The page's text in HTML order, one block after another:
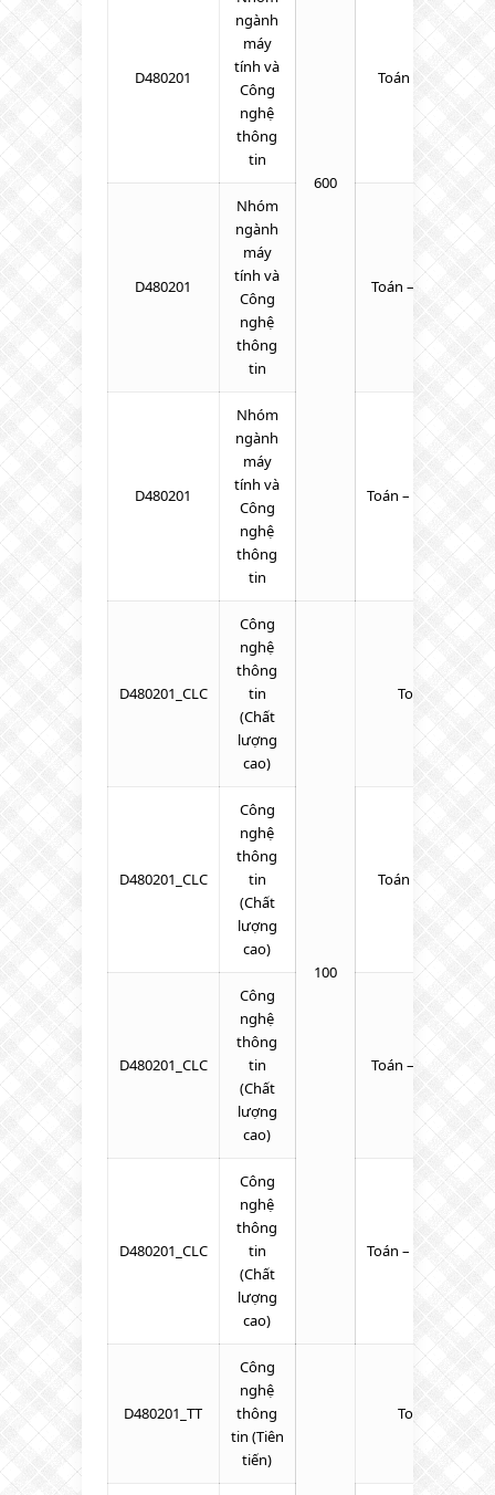
600
D480201
ngành
máy
tính và
Công
nghệ
thông
tin
Toán – Lý –
D480201
Nhóm
ngành
máy
tính và
Công
nghệ
thông
tin
Toán – Tiếng Anh
D480201
Nhóm
ngành
máy
tính và
Công
nghệ
thông
tin
Toán – Tiếng Anh –
D480201_CLC
Công
nghệ
thông
tin
(Chất
lượng
cao)
100
Toán – Lý –
D480201_CLC
Công
nghệ
thông
tin
(Chất
lượng
cao)
Toán – Lý –
D480201_CLC
Công
nghệ
thông
tin
(Chất
lượng
cao)
Toán – Tiếng Anh
D480201_CLC
Công
nghệ
thông
tin
(Chất
lượng
cao)
Toán – Tiếng Anh –
D480201_TT
Công
nghệ
thông
tin (Tiên
tiến)
Toán – Lý –